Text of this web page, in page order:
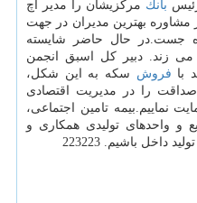
بانك مركزیشان را مدیر اچ
مشاوره بهترین مدیران در جهت
جست.در حال حاضر شایسته
زند. دبیر كل اسبق انجمن
با فروش سكه به این شكل،
را در مدیریت اقتصادی
نماییم.بیمه تامین اجتماعی،
و واحدهای تولیدی همكاری و
داخل باشیم. 223223